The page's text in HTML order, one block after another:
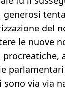
del
le nuove
parlamentari
via via